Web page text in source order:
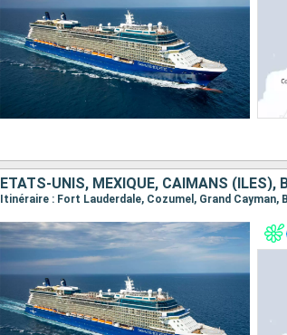
ÉTATS-UNIS, MEXIQUE, CAÏMANS (ÎLES),
Itinéraire : Fort Lauderdale, Cozumel, Grand Cayman,